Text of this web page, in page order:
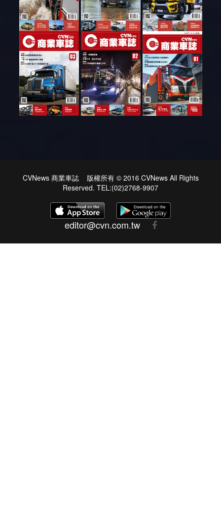
CVNews 商業車誌 版權所有 © 2016 CVNews All Rights
Reserved. TEL:(02)2768-9907
editor@cvn.com.tw